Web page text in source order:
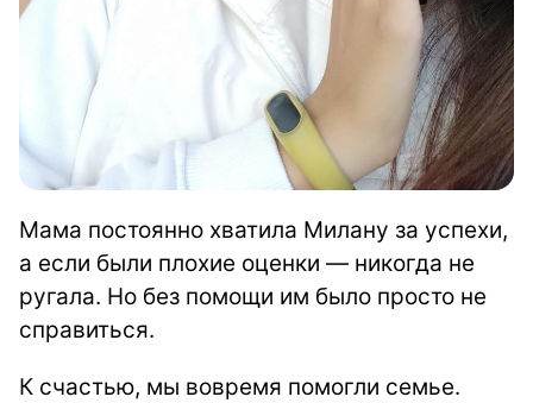
Мама постоянно хватила Милану за успехи,
а если были плохие оценки — никогда не
ругала. Но без помощи им было просто не
справиться.
К счастью, мы вовремя помогли семье.